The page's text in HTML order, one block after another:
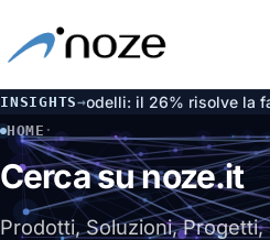
INSIGHTS→
dai modelli: il 26% risolve la
HOME ·
CERCA
Cerca su noze.it
Prodotti, Soluzioni,